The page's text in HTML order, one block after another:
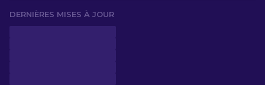
DERNIÈRES MISES À JOUR